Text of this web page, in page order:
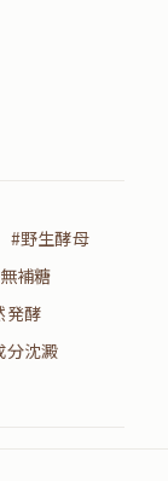
#野生酵母
補糖
発酵
分沈澱